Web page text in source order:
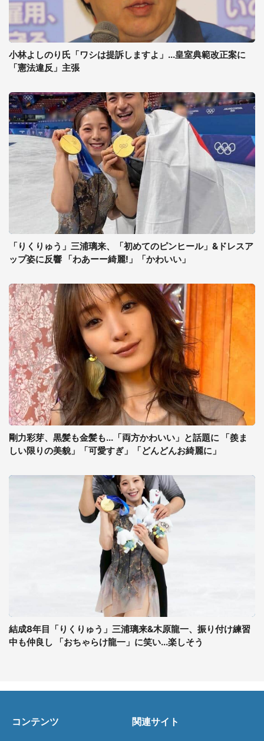
小林よしのり氏「ワシは提訴しますよ」...皇室典範改正案に
「憲法違反」主張
「りくりゅう」三浦璃来、「初めてのピンヒール」&ドレスア
ップ姿に反響 「わあーー綺麗!」「かわいい」
剛力彩芽、黒髪も金髪も...「両方かわいい」と話題に 「羨ま
しい限りの美貌」「可愛すぎ」「どんどんお綺麗に」
結成8年目「りくりゅう」三浦璃来&木原龍一、振り付け練習
中も仲良し 「おちゃらけ龍一」に笑い...楽しそう
コンテンツ 関連サイト